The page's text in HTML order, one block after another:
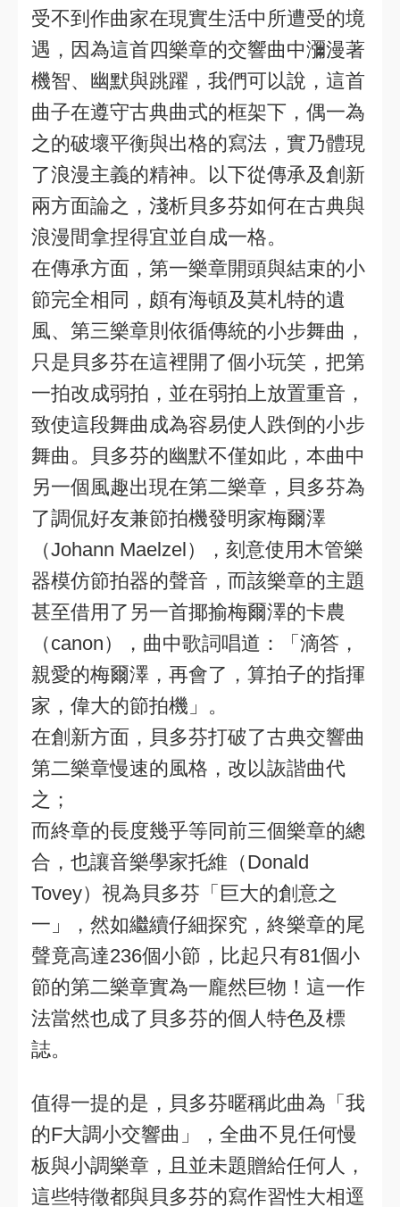
受不到作曲家在現實生活中所遭受的境
遇，因為這首四樂章的交響曲中瀰漫著
機智、幽默與跳躍，我們可以說，這首
曲子在遵守古典曲式的框架下，偶一為
之的破壞平衡與出格的寫法，實乃體現
了浪漫主義的精神。以下從傳承及創新
兩方面論之，淺析貝多芬如何在古典與
浪漫間拿捏得宜並自成一格。
在傳承方面，第一樂章開頭與結束的小
節完全相同，頗有海頓及莫札特的遺
風、第三樂章則依循傳統的小步舞曲，
只是貝多芬在這裡開了個小玩笑，把第
一拍改成弱拍，並在弱拍上放置重音，
致使這段舞曲成為容易使人跌倒的小步
舞曲。貝多芬的幽默不僅如此，本曲中
另一個風趣出現在第二樂章，貝多芬為
了調侃好友兼節拍機發明家梅爾澤
（Johann Maelzel），刻意使用木管樂
器模仿節拍器的聲音，而該樂章的主題
甚至借用了另一首揶揄梅爾澤的卡農
（canon），曲中歌詞唱道：「滴答，
親愛的梅爾澤，再會了，算拍子的指揮
家，偉大的節拍機」。
在創新方面，貝多芬打破了古典交響曲
第二樂章慢速的風格，改以詼諧曲代
之；
而終章的長度幾乎等同前三個樂章的總
合，也讓音樂學家托維（Donald
Tovey）視為貝多芬「巨大的創意之
一」，然如繼續仔細探究，終樂章的尾
聲竟高達236個小節，比起只有81個小
節的第二樂章實為一龐然巨物！這一作
法當然也成了貝多芬的個人特色及標
誌。
值得一提的是，貝多芬暱稱此曲為「我
的F大調小交響曲」，全曲不見任何慢
板與小調樂章，且並未題贈給任何人，
這些特徵都與貝多芬的寫作習性大相逕